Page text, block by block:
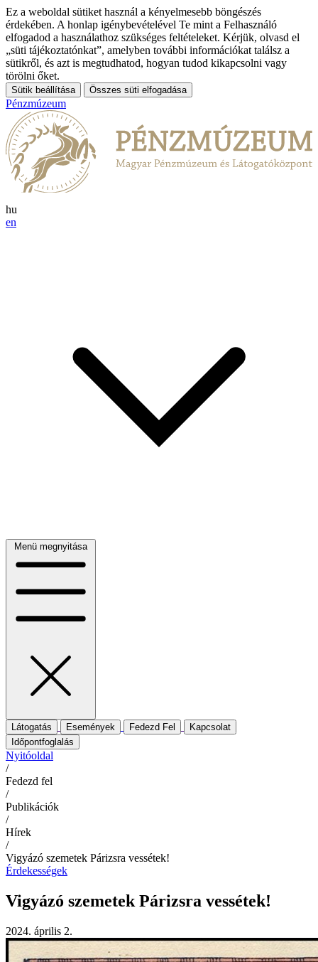
Ez a weboldal sütiket használ a kényelmesebb böngészés
érdekében. A honlap igénybevételével Te mint a Felhasználó
elfogadod a használathoz szükséges feltételeket. Kérjük, olvasd el
„süti tájékoztatónkat”, amelyben további információkat találsz a
sütikről, és azt is megtudhatod, hogyan tudod kikapcsolni vagy
törölni őket.
Sütik beállítása Összes süti elfogadása
Pénzmúzeum
hu
en
Menü megnyitása
Látogatás Események Fedezd Fel
Kapcsolat
Időpontfoglalás
Nyitóoldal
/
Fedezd fel
/
Publikációk
/
Hírek
/
Vigyázó szemetek Párizsra vessétek!
Érdekességek
Vigyázó szemetek Párizsra vessétek!
2024. április 2.